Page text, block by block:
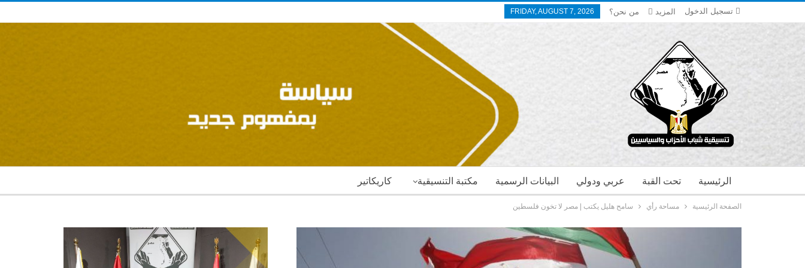
تسجيل الدخول FRIDAY, AUGUST 7, 2026 من نحن؟ المزيد
كاريكاتير مكتبة التنسيقية البيانات الرسمية عربي ودولي تحت القبة الرئيسية
الصفحة الرئيسية مساحة رأي سامح هليل يكتب | مصر لا تخون فلسطين